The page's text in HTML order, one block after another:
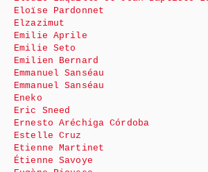
Eloïse Pardonnet
Elzazimut
Emilie Aprile
Emilie Seto
Emilien Bernard
Emmanuel Sanséau
Emmanuel Sanséau
Eneko
Eric Sneed
Ernesto Aréchiga Córdoba
Estelle Cruz
Etienne Martinet
Étienne Savoye